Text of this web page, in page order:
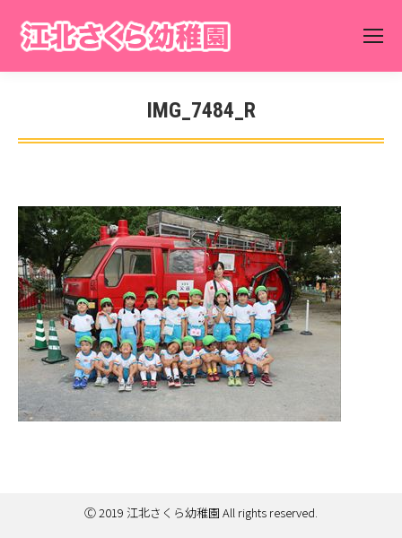
IMG_7484_R
You are here:
Ⓒ 2019 江北さくら幼稚園 All rights reserved.